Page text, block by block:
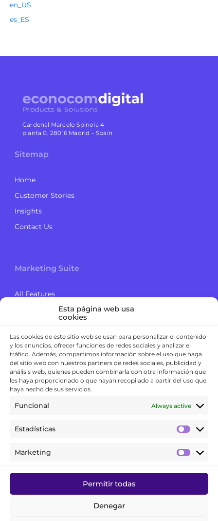
Esta página web usa
cookies
Las cookies de este sitio web se usan para personalizar el contenido
y los anuncios, ofrecer funciones de redes sociales y analizar el
tráfico. Además, compartimos información sobre el uso que haga
del sitio web con nuestros partners de redes sociales, publicidad y
análisis web, quienes pueden combinarla con otra información que
les haya proporcionado o que hayan recopilado a partir del uso que
haya hecho de sus servicios.
Funcional Always active
Estadísticas
Marketing
Permitir todas
Denegar
en_US
es_ES
Cardenal Marcelo Spinola 4
planta 0, 28016 Madrid – Spain
Sitemap
Home
Customer Stories
Insights
Contact Us
Marketing Suite
All Features
Offer management
Data Journey
Computer Vision